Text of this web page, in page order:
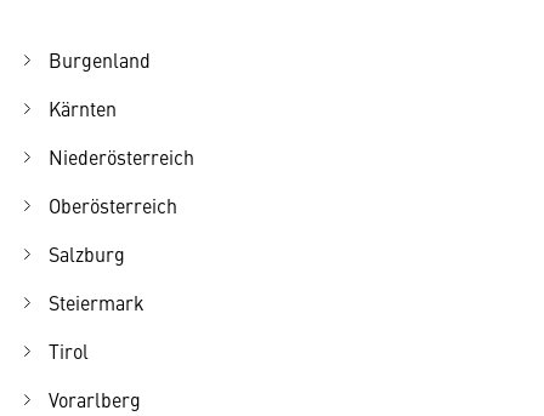
Burgenland
Kärnten
Niederösterreich
Oberösterreich
Salzburg
Steiermark
Tirol
Vorarlberg